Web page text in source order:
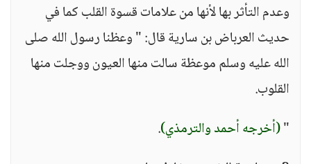
وعدم التأثر بها لأنها من علامات قسوة القلب كما في
حديث العرباض بن سارية قال: " وعظنا رسول الله صلى
الله عليه وسلم موعظة سالت منها العيون ووجلت منها
القلوب.
"(أخرجه أحمد والترمذي).